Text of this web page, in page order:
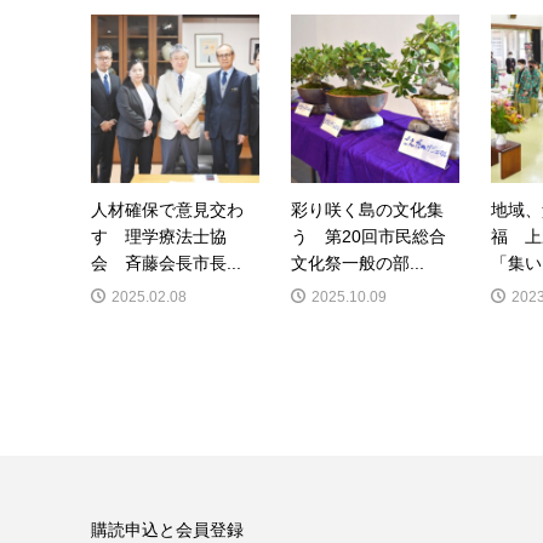
人材確保で意見交わ
す 理学療法士協
会 斉藤会長市長...
2025.02.08
彩り咲く島の文化集
う 第20回市民総合
文化祭一般の部...
2025.10.09
地域
福 上
「集
購読申込と会員登録